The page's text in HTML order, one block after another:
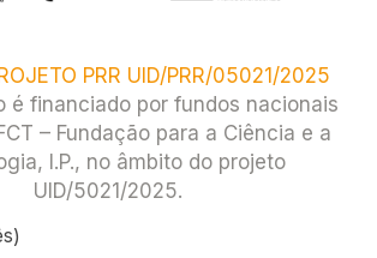
PRR UID/PRR/05021/2025
é financiado por fundos nacionais
– Fundação para a Ciência e a
I.P., no âmbito do projeto
UID/5021/2025.​
)